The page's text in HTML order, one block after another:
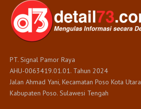
PT. Signal Pamor Raya
AHU-0063419.01.01. Tahun 2024
Jalan Ahmad Yani, Kecamatan Poso Kota Utara
Kabupaten Poso. Sulawesi Tengah